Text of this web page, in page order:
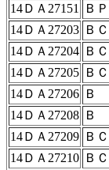
14ＤＡ27151
ＢＰ
14ＤＡ27203 ＢＣ
14ＤＡ27204 ＢＣ
14ＤＡ27205 ＢＣ
14ＤＡ27206 Ｂ
14ＤＡ27208 Ｂ
14ＤＡ27209 ＢＣ
14ＤＡ27210 ＢＣ